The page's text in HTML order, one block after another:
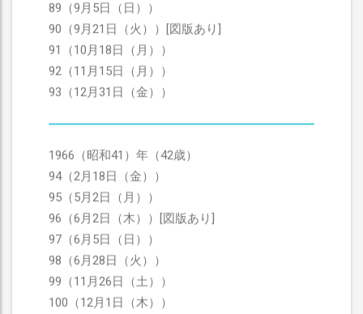
89（9月5日（日））
90（9月21日（火））[図版あり]
91（10月18日（月））
92（11月15日（月））
93（12月31日（金））
1966（昭和41）年（42歳）
94（2月18日（金））
95（5月2日（月））
96（6月2日（木））[図版あり]
97（6月5日（日））
98（6月28日（火））
99（11月26日（土））
100（12月1日（木））